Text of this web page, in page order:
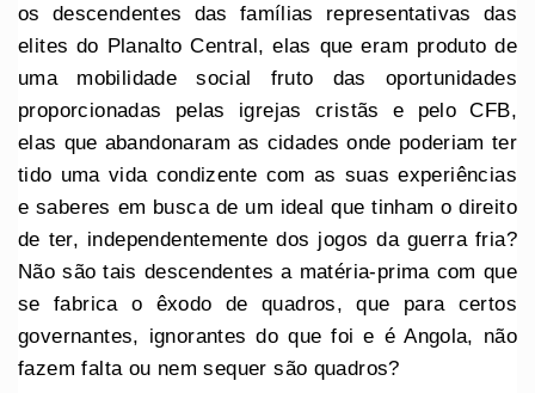
os descendentes das famílias representativas das
elites do Planalto Central, elas que eram produto de
uma mobilidade social fruto das oportunidades
proporcionadas pelas igrejas cristãs e pelo CFB,
elas que abandonaram as cidades onde poderiam ter
tido uma vida condizente com as suas experiências
e saberes em busca de um ideal que tinham o direito
de ter, independentemente dos jogos da guerra fria?
Não são tais descendentes a matéria-prima com que
se fabrica o êxodo de quadros, que para certos
governantes, ignorantes do que foi e é Angola, não
fazem falta ou nem sequer são quadros?